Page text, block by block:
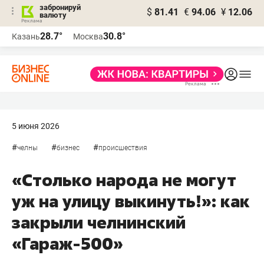
забронируй
валюту
$ 81.41 € 94.06 ¥ 12.06
Казань28.7° Москва30.8°
5 июня 2026
#челны #бизнес #происшествия
«Столько народа не могут
уж на улицу выкинуть!»: как
закрыли челнинский
«Гараж-500»